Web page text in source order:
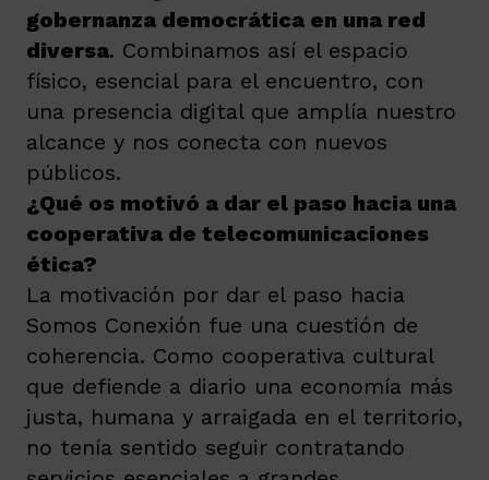
gobernanza democrática en una red
diversa. Combinamos así el espacio
físico, esencial para el encuentro, con
una presencia digital que amplía nuestro
alcance y nos conecta con nuevos
públicos.
¿Qué os motivó a dar el paso hacia una
cooperativa de telecomunicaciones
ética?
La motivación por dar el paso hacia
Somos Conexión fue una cuestión de
coherencia. Como cooperativa cultural
que defiende a diario una economía más
justa, humana y arraigada en el territorio,
no tenía sentido seguir contratando